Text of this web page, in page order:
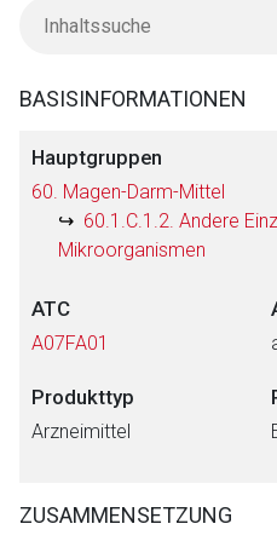
BASISINFORMATIONEN
Hauptgruppen
60. Magen-Darm-Mittel
60.1.C.1.2. Andere
Mikroorganismen
ATC
A07FA01
Produkttyp
Arzneimittel
ZUSAMMENSETZUNG